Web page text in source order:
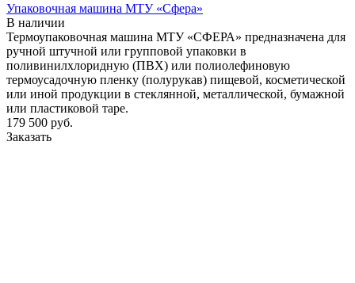
Упаковочная машина МТУ «Сфера»
В наличии
Термоупаковочная машина МТУ «СФЕРА» предназначена для
ручной штучной или групповой упаковки в
поливинилхлоридную (ПВХ) или полиолефиновую
термоусадочную пленку (полурукав) пищевой, косметической
или иной продукции в стеклянной, металлической, бумажной
или пластиковой таре.
179 500 руб.
Заказать